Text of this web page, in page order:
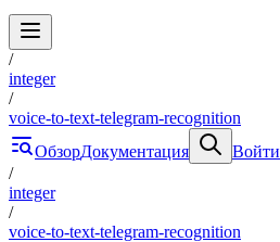
/
integer
/
voice-to-text-telegram-recognition
ОбзорДокументация
Войти
/
integer
/
voice-to-text-telegram-recognition